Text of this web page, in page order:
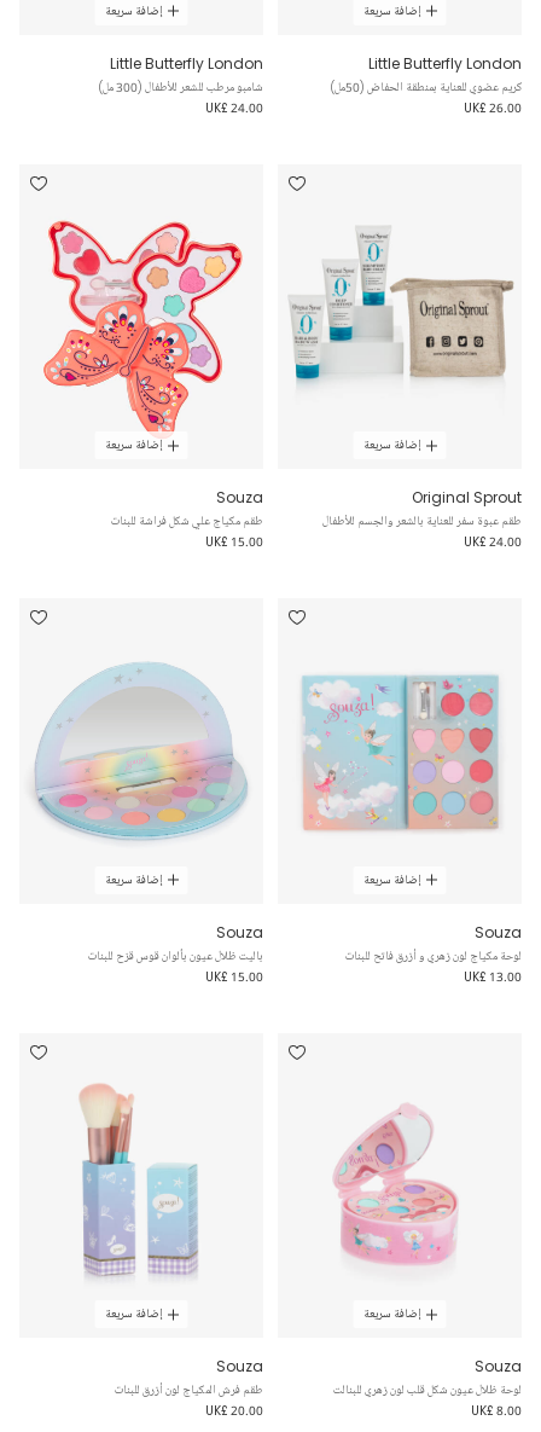
إضافة سريعة
Little Butterfly London
كريم عضوي للعناية بمنطقة الحفاض (50مل)
UK£ 26.00
إضافة سريعة
Little Butterfly London
شامبو مرطب للشعر للأطفال (300 مل)
UK£ 24.00
إضافة سريعة
Original Sprout
طقم عبوة سفر للعناية بالشعر والجسم للأطفال
UK£ 24.00
إضافة سريعة
Souza
طقم مكياج علي شكل فراشة للبنات
UK£ 15.00
إضافة سريعة
Souza
لوحة مكياج لون زهري و أزرق فاتح للبنات
UK£ 13.00
إضافة سريعة
Souza
باليت ظلال عيون بألوان قوس قزح للبنات
UK£ 15.00
إضافة سريعة
Souza
لوحة ظلال عيون شكل قلب لون زهري للبنالت
UK£ 8.00
إضافة سريعة
Souza
طقم فرش المكياج لون أزرق للبنات
UK£ 20.00